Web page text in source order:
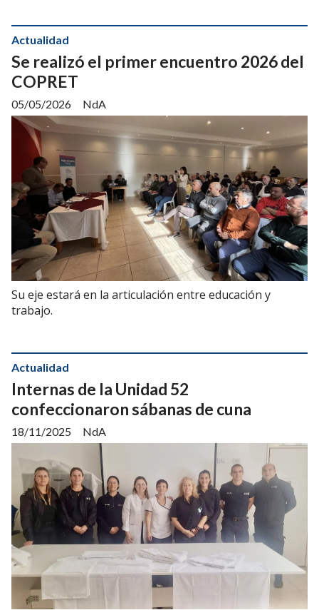
Se realizó el primer encuentro 2026 del
COPRET
NdA
Actualidad
05/05/2026
Su eje estará en la articulación entre educación y
trabajo.
Internas de la Unidad 52
confeccionaron sábanas de cuna
NdA
Actualidad
18/11/2025